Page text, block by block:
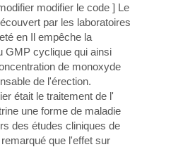
modifier le code ] Le
par les laboratoires
en Il empêche la
GMP cyclique qui ainsi
de monoxyde
de l'érection.
était le traitement de l'
une forme de maladie
des études cliniques de
que l'effet sur